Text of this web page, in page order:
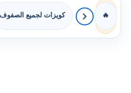
🔥 كويزات لجميع الصفوف